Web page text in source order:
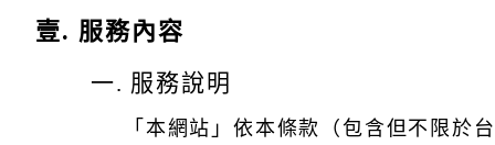
下列服務係涵蓋在使用條款內
1. Vital 基礎雲端服務
2. 人力資源管理（Vital HCM）
壹. 服務內容
一. 服務說明
「本網站」依本條款（包含但不限於台